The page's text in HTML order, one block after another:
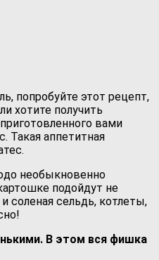
попробуйте этот рецепт,
хотите получить
вами
Такая аппетитная
необыкновенно
подойдут не
соленая сельдь, котлеты,
В этом вся фишка